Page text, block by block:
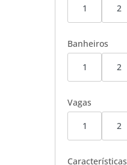
1 2
Banheiros
1 2
Vagas
1 2
Características